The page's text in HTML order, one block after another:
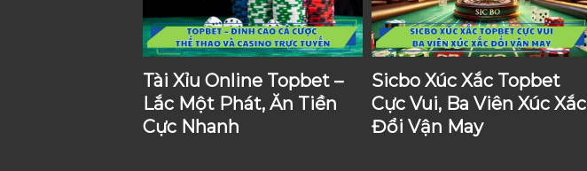
Tài Xỉu Online Topbet –
Lắc Một Phát, Ăn Tiền
Cực Nhanh
Sicbo Xúc Xắc Topbet
Cực Vui, Ba Viên Xúc Xắc
Đổi Vận May